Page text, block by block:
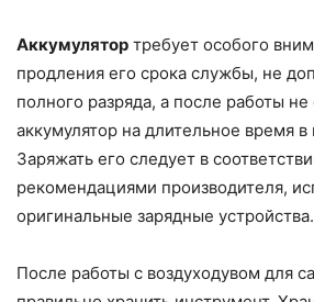
Аккумулятор требует особого
продления его срока службы, не
полного разряда, а после работы не
аккумулятор на длительное время в
Заряжать его следует в
рекомендациями производителя,
оригинальные зарядные устройства.
После работы с воздуходувом для